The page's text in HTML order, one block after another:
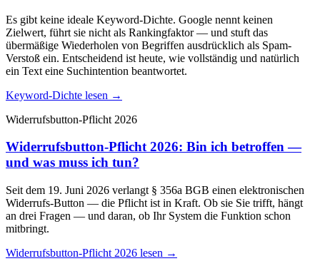
Es gibt keine ideale Keyword-Dichte. Google nennt keinen
Zielwert, führt sie nicht als Rankingfaktor — und stuft das
übermäßige Wiederholen von Begriffen ausdrücklich als Spam-
Verstoß ein. Entscheidend ist heute, wie vollständig und natürlich
ein Text eine Suchintention beantwortet.
Keyword-Dichte lesen →
Widerrufsbutton-Pflicht 2026
Widerrufsbutton-Pflicht 2026: Bin ich betroffen —
und was muss ich tun?
Seit dem 19. Juni 2026 verlangt § 356a BGB einen elektronischen
Widerrufs-Button — die Pflicht ist in Kraft. Ob sie Sie trifft, hängt
an drei Fragen — und daran, ob Ihr System die Funktion schon
mitbringt.
Widerrufsbutton-Pflicht 2026 lesen →